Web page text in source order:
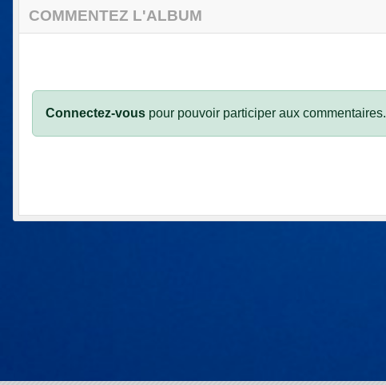
COMMENTEZ L'ALBUM
Connectez-vous pour pouvoir participer aux commentaires.